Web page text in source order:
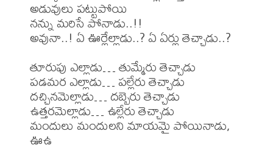
అడువులు పట్టుపోయి
నన్ను మరిసే పోనాడు..!!
అవునా..! ఏ ఊర్లేల్లాడు..? ఏ ఏర్లు తెచ్చాడు..?
తూరుపు ఎల్లాడు… తుమ్మేరు తెచ్చాడు
పడమర ఎల్లాడు… పల్లేరు తెచ్చాడు
దచ్చినమెల్లాడు… దబ్బెరు తెచ్చాడు
ఉత్తరమెల్లాడు… ఉల్లేరు తెచ్చాడు
మందులు మందులని మాయమై పోయినాడు,
ఊఉ